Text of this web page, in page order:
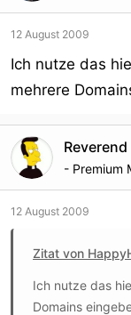
12 August 2009
Ich nutze das
mehrere
Reverend
- Premium
12 August 2009
Zitat von
Ich nutze das
Domains